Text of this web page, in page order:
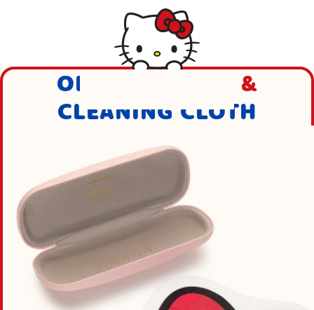
ORIGINAL CASE &
CLEANING CLOTH